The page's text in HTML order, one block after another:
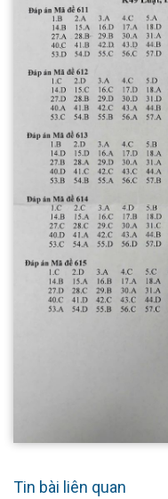
Tin bài liên quan